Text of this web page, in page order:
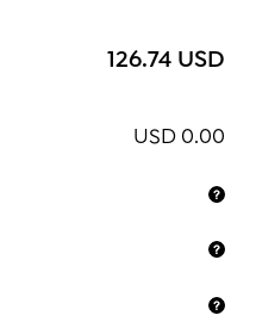
et consensuel propose
iconiques
l'onctuosité
l'arôme séduisant
pour vous offrir
chaque saveur.
126.74 USD
USD 0.00